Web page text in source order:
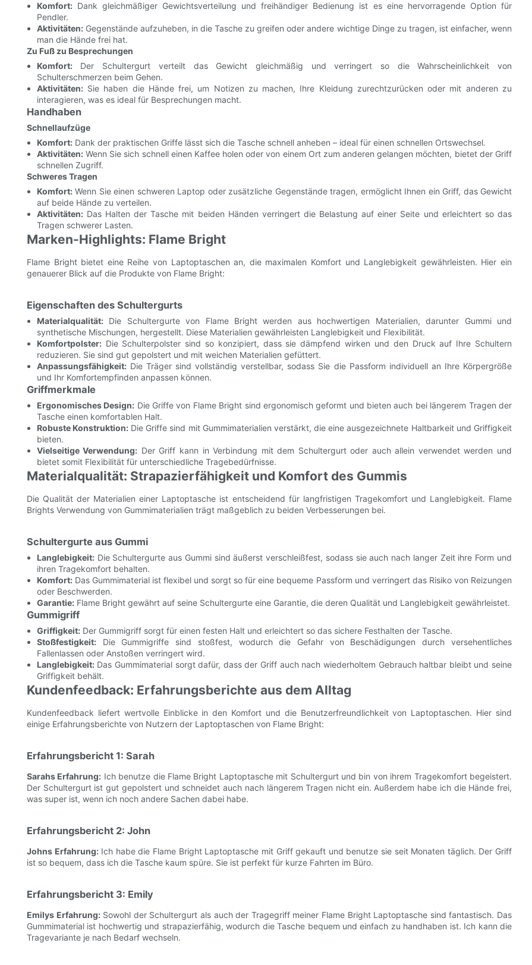
Komfort:Dank gleichmäßiger Gewichtsverteilung und freihändiger Bedienung ist es eine hervorragende Option für
Pendler.
Aktivitäten:Gegenstände aufzuheben, in die Tasche zu greifen oder andere wichtige Dinge zu tragen, ist einfacher, wenn
man die Hände frei hat.
Zu Fuß zu Besprechungen
Komfort:Der Schultergurt verteilt das Gewicht gleichmäßig und verringert so die Wahrscheinlichkeit von
Schulterschmerzen beim Gehen.
Aktivitäten:Sie haben die Hände frei, um Notizen zu machen, Ihre Kleidung zurechtzurücken oder mit anderen zu
interagieren, was es ideal für Besprechungen macht.
Handhaben
Schnellaufzüge
Komfort:Dank der praktischen Griffe lässt sich die Tasche schnell anheben – ideal für einen schnellen Ortswechsel.
Aktivitäten:Wenn Sie sich schnell einen Kaffee holen oder von einem Ort zum anderen gelangen möchten, bietet der Griff
schnellen Zugriff.
Schweres Tragen
Komfort:Wenn Sie einen schweren Laptop oder zusätzliche Gegenstände tragen, ermöglicht Ihnen ein Griff, das Gewicht
auf beide Hände zu verteilen.
Aktivitäten:Das Halten der Tasche mit beiden Händen verringert die Belastung auf einer Seite und erleichtert so das
Tragen schwerer Lasten.
Marken-Highlights: Flame Bright
Flame Bright bietet eine Reihe von Laptoptaschen an, die maximalen Komfort und Langlebigkeit gewährleisten. Hier ein
genauerer Blick auf die Produkte von Flame Bright:
Eigenschaften des Schultergurts
Materialqualität:Die Schultergurte von Flame Bright werden aus hochwertigen Materialien, darunter Gummi und
synthetische Mischungen, hergestellt. Diese Materialien gewährleisten Langlebigkeit und Flexibilität.
Komfortpolster:Die Schulterpolster sind so konzipiert, dass sie dämpfend wirken und den Druck auf Ihre Schultern
reduzieren. Sie sind gut gepolstert und mit weichen Materialien gefüttert.
Anpassungsfähigkeit:Die Träger sind vollständig verstellbar, sodass Sie die Passform individuell an Ihre Körpergröße
und Ihr Komfortempfinden anpassen können.
Griffmerkmale
Ergonomisches Design: Die Griffe von Flame Bright sind ergonomisch geformt und bieten auch bei längerem Tragen der
Tasche einen komfortablen Halt.
Robuste Konstruktion:Die Griffe sind mit Gummimaterialien verstärkt, die eine ausgezeichnete Haltbarkeit und Griffigkeit
bieten.
Vielseitige Verwendung: Der Griff kann in Verbindung mit dem Schultergurt oder auch allein verwendet werden und
bietet somit Flexibilität für unterschiedliche Tragebedürfnisse.
Materialqualität: Strapazierfähigkeit und Komfort des Gummis
Die Qualität der Materialien einer Laptoptasche ist entscheidend für langfristigen Tragekomfort und Langlebigkeit. Flame
Brights Verwendung von Gummimaterialien trägt maßgeblich zu beiden Verbesserungen bei.
Schultergurte aus Gummi
Langlebigkeit:Die Schultergurte aus Gummi sind äußerst verschleißfest, sodass sie auch nach langer Zeit ihre Form und
ihren Tragekomfort behalten.
Komfort:Das Gummimaterial ist flexibel und sorgt so für eine bequeme Passform und verringert das Risiko von Reizungen
oder Beschwerden.
Garantie:Flame Bright gewährt auf seine Schultergurte eine Garantie, die deren Qualität und Langlebigkeit gewährleistet.
Gummigriff
Griffigkeit:Der Gummigriff sorgt für einen festen Halt und erleichtert so das sichere Festhalten der Tasche.
Stoßfestigkeit:Die Gummigriffe sind stoßfest, wodurch die Gefahr von Beschädigungen durch versehentliches
Fallenlassen oder Anstoßen verringert wird.
Langlebigkeit:Das Gummimaterial sorgt dafür, dass der Griff auch nach wiederholtem Gebrauch haltbar bleibt und seine
Griffigkeit behält.
Kundenfeedback: Erfahrungsberichte aus dem Alltag
Kundenfeedback liefert wertvolle Einblicke in den Komfort und die Benutzerfreundlichkeit von Laptoptaschen. Hier sind
einige Erfahrungsberichte von Nutzern der Laptoptaschen von Flame Bright:
Erfahrungsbericht 1: Sarah
Sarahs Erfahrung: Ich benutze die Flame Bright Laptoptasche mit Schultergurt und bin von ihrem Tragekomfort begeistert.
Der Schultergurt ist gut gepolstert und schneidet auch nach längerem Tragen nicht ein. Außerdem habe ich die Hände frei,
was super ist, wenn ich noch andere Sachen dabei habe.
Erfahrungsbericht 2: John
Johns Erfahrung:Ich habe die Flame Bright Laptoptasche mit Griff gekauft und benutze sie seit Monaten täglich. Der Griff
ist so bequem, dass ich die Tasche kaum spüre. Sie ist perfekt für kurze Fahrten im Büro.
Erfahrungsbericht 3: Emily
Emilys Erfahrung:Sowohl der Schultergurt als auch der Tragegriff meiner Flame Bright Laptoptasche sind fantastisch. Das
Gummimaterial ist hochwertig und strapazierfähig, wodurch die Tasche bequem und einfach zu handhaben ist. Ich kann die
Tragevariante je nach Bedarf wechseln.